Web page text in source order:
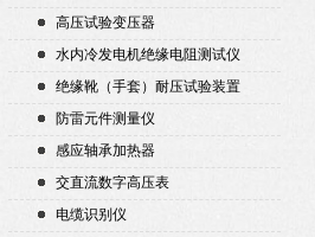
高压试验变压器
水内冷发电机绝缘电阻测试仪
绝缘靴（手套）耐压试验装置
防雷元件测量仪
感应轴承加热器
交直流数字高压表
电缆识别仪